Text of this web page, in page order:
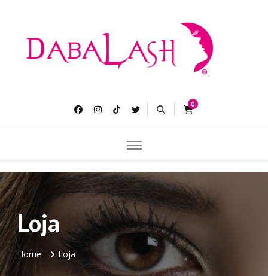
Dabalash
Pestañas más largas gruesas y abundantes.
0
Loja
Home Loja